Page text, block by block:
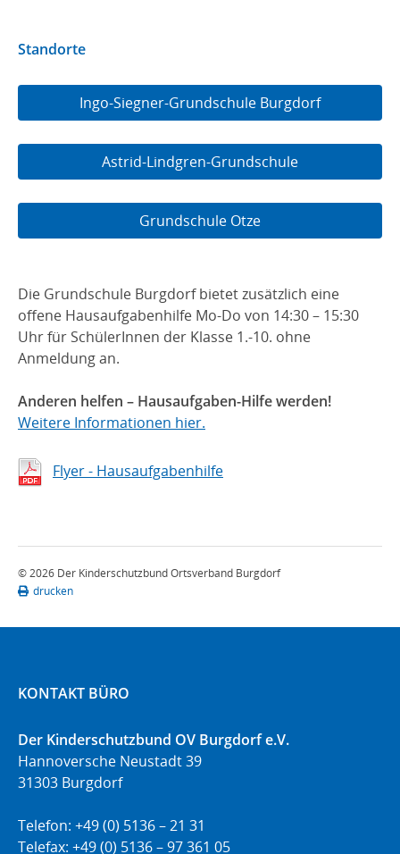
Standorte
Ingo-Siegner-Grundschule Burgdorf
Astrid-Lindgren-Grundschule
Grundschule Otze
Die Grundschule Burgdorf bietet zusätzlich eine
offene Hausaufgabenhilfe Mo-Do von 14:30 – 15:30
Uhr für SchülerInnen der Klasse 1.-10. ohne
Anmeldung an.
Anderen helfen – Hausaufgaben-Hilfe werden!
Weitere Informationen hier.
Flyer - Hausaufgabenhilfe
© 2026 Der Kinderschutzbund Ortsverband Burgdorf
drucken
KONTAKT BÜRO
Der Kinderschutzbund OV Burgdorf e.V.
Hannoversche Neustadt 39
31303 Burgdorf
Telefon: +49 (0) 5136 – 21 31
Telefax: +49 (0) 5136 – 97 361 05